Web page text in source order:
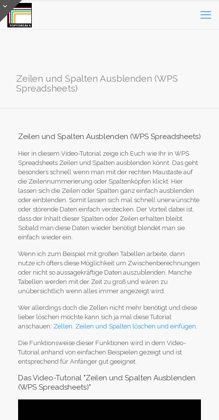
Zeilen und Spalten Ausblenden (WPS
Spreadsheets)
Zeilen und Spalten Ausblenden (WPS Spreadsheets)
Hier in diesem Video-Tutorial zeige ich Euch wie Ihr in WPS
Spreadsheets Zeilen und Spalten ausblenden könnt. Das geht
besonders schnell wenn man mit der rechten Maustaste auf
die Zeilennummerierung oder Spaltenköpfen klickt. Hier
lassen sich die Zeilen oder Spalten ganz einfach ausblenden
oder einblenden. Somit lassen sich mal schnell unerwünschte
oder störende Daten einfach verstecken. Der Vorteil dabei ist,
dass der Inhalt dieser Spalten oder Zeilen erhalten bleibt.
Sobald man diese Daten wieder benötigt blendet man sie
einfach wieder ein.
Wenn ich zum Beispiel mit großen Tabellen arbeite, dann
nutze ich öfters diese Möglichkeit um Zwischenberechnungen
oder nicht so aussagekräftige Daten auszublenden. Manche
Tabellen werden mit der Zeit zu groß und wären zu
unübersichtlich wenn alles immer angezeigt wird.
Wer allerdings doch die Zellen nicht mehr benötigt und diese
lieber löschen möchte kann sich ja mal diese Tutorial
anschauen: Zellen, Zeilen und Spalten löschen und einfügen.
Die Funktionsweise dieser Funktionen wird in dem Video-
Tutorial anhand von einfachen Beispielen gezeigt und ist
entsprechend für Anfänger gut geeignet.
Das Video-Tutorial "Zeilen und Spalten Ausblenden
(WPS Spreadsheets)"